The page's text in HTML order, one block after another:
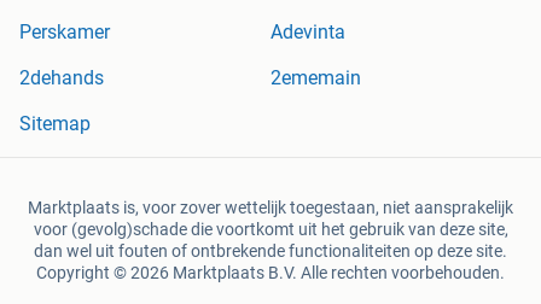
Perskamer
Adevinta
2dehands
2ememain
Sitemap
Marktplaats is, voor zover wettelijk toegestaan, niet aansprakelijk
voor (gevolg)schade die voortkomt uit het gebruik van deze site,
dan wel uit fouten of ontbrekende functionaliteiten op deze site.
Copyright © 2026 Marktplaats B.V. Alle rechten voorbehouden.